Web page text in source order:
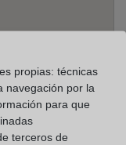
Polar -
propias: técnicas
navegación por la
para que
terceros de